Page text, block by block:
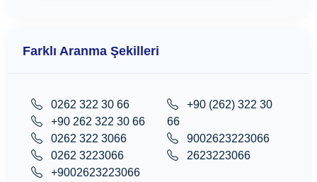
Farklı Aranma Şekilleri
0262 322 30 66
+90 262 322 30 66
0262 322 3066
0262 3223066
+90 (262) 322 30
66
9002623223066
2623223066
+9002623223066